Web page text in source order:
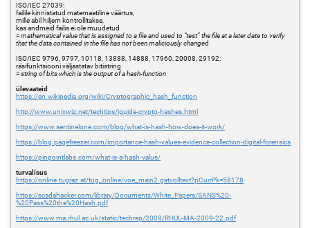
ISO/IEC 27039:
failile kinnistatud matemaatiline väärtus,
mille abil hiljem kontrollitakse,
kas andmeid failis ei ole muudetud
=mathematical value that is assigned to a file and used to “test” the file at a later date to verify
that the data contained in the file has not been maliciously changed
ISO/IEC 9796, 9797, 10118, 13888, 14888, 17960, 20008, 29192:
räsifunktsiooni väljastatav bitistring
=string of bits which is the output of a hash-function
ülevaateid
https://en.wikipedia.org/wiki/Cryptographic_hash_function
http://www.unixwiz.net/techtips/iguide-crypto-hashes.html
https://www.sentinelone.com/blog/what-is-hash-how-does-it-work/
https://blog.pagefreezer.com/importance-hash-values-evidence-collection-digital-forensics
https://pinpointlabs.com/what-is-a-hash-value/
turvalisus
https://online.tugraz.at/tug_online/voe_main2.getvolltext?pCurrPk=58178
https://scadahacker.com/library/Documents/White_Papers/SANS%20-
%20Pass%20the%20Hash.pdf
https://www.ma.rhul.ac.uk/static/techrep/2009/RHUL-MA-2009-22.pdf